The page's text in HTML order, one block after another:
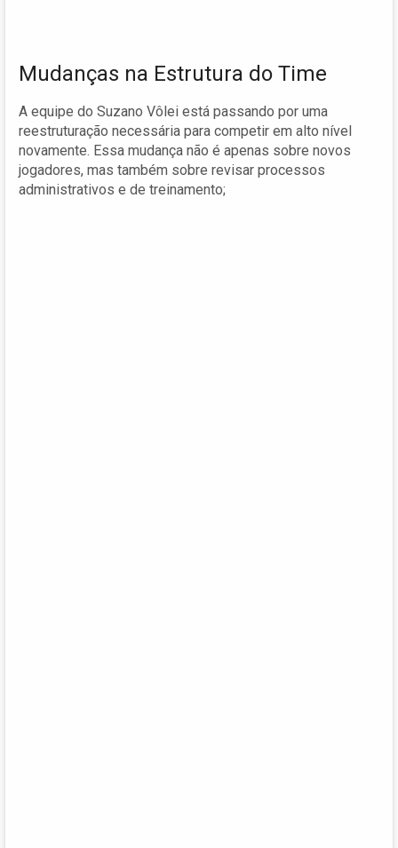
Mudanças na Estrutura do Time
A equipe do Suzano Vôlei está passando por uma
reestruturação necessária para competir em alto nível
novamente. Essa mudança não é apenas sobre novos
jogadores, mas também sobre revisar processos
administrativos e de treinamento;